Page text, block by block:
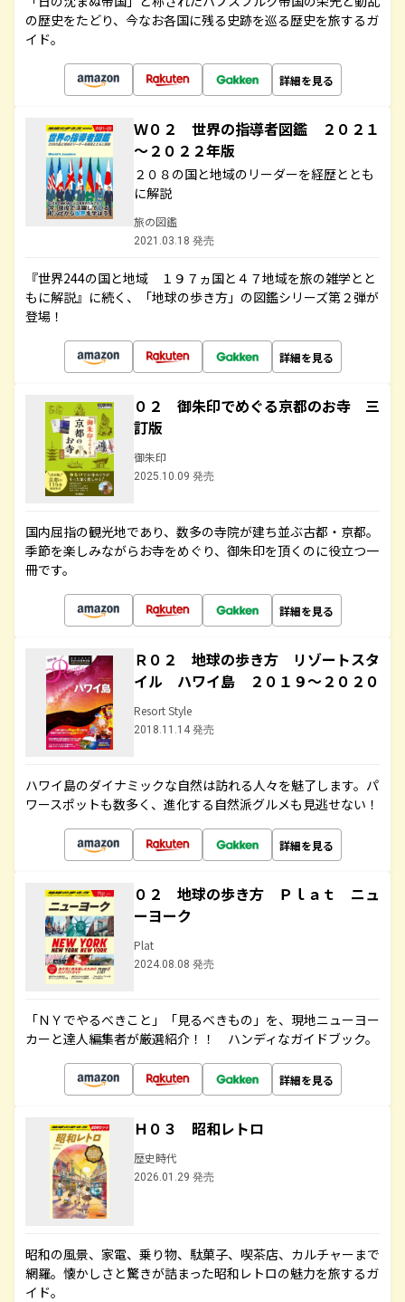
の歴史をたどり、今なお各国に残る史跡を巡る歴史を旅するガ
イド。
詳細を見る
Ｗ０２ 世界の指導者図鑑 ２０２１
～２０２２年版
２０８の国と地域のリーダーを経歴ととも
に解説
旅の図鑑
2021.03.18 発売
『世界244の国と地域 １９７ヵ国と４７地域を旅の雑学とと
もに解説』に続く、「地球の歩き方」の図鑑シリーズ第２弾が
登場！
詳細を見る
０２ 御朱印でめぐる京都のお寺 三
訂版
御朱印
2025.10.09 発売
国内屈指の観光地であり、数多の寺院が建ち並ぶ古都・京都。
季節を楽しみながらお寺をめぐり、御朱印を頂くのに役立つ一
冊です。
詳細を見る
Ｒ０２ 地球の歩き方 リゾートスタ
イル ハワイ島 ２０１９～２０２０
Resort Style
2018.11.14 発売
ハワイ島のダイナミックな自然は訪れる人々を魅了します。パ
ワースポットも数多く、進化する自然派グルメも見逃せない！
詳細を見る
０２ 地球の歩き方 Ｐｌａｔ ニュ
ーヨーク
Plat
2024.08.08 発売
「ＮＹでやるべきこと」「見るべきもの」を、現地ニューヨー
カーと達人編集者が厳選紹介！！ ハンディなガイドブック。
詳細を見る
Ｈ０３ 昭和レトロ
歴史時代
2026.01.29 発売
昭和の風景、家電、乗り物、駄菓子、喫茶店、カルチャーまで
網羅。懐かしさと驚きが詰まった昭和レトロの魅力を旅するガ
イド。